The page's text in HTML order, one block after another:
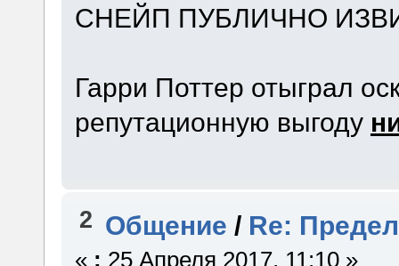
СНЕЙП ПУБЛИЧНО
Гарри Поттер отыграл
репутационную выгоду
2 Общение / Re:
« : 25 Апреля 2017, 11:10 »